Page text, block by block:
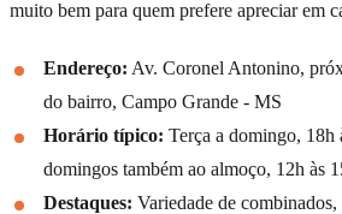
muito bem para quem prefere apreciar em
Endereço: Av. Coronel Antonino,
do bairro, Campo Grande - MS
Horário típico: Terça a domingo, 18h
domingos também ao almoço, 12h às
Destaques: Variedade de